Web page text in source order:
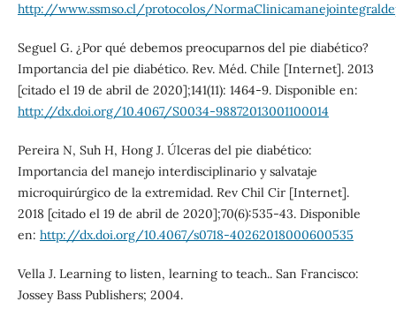
http://www.ssmso.cl/protocolos/
Seguel G. ¿Por qué debemos preocuparnos del pie diabético?
Importancia del pie diabético. Rev. Méd. Chile [Internet]. 2013
[citado el 19 de abril de 2020];141(11): 1464-9. Disponible en:
http://dx.doi.org/10.4067/S0034-98872013001100014
Pereira N, Suh H, Hong J. Úlceras del pie diabético:
Importancia del manejo interdisciplinario y salvataje
microquirúrgico de la extremidad. Rev Chil Cir [Internet].
2018 [citado el 19 de abril de 2020];70(6):535-43. Disponible
en: http://dx.doi.org/10.4067/s0718-40262018000600535
Vella J. Learning to listen, learning to teach.. San Francisco:
Jossey Bass Publishers; 2004.